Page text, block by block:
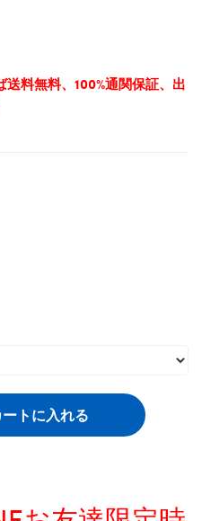
料無料、100%通関保証、出
トに入れる